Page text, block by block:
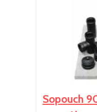
Sopouch